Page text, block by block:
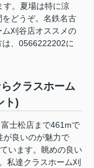
す。夏場は特に涼
どうぞ。名鉄名古
刈谷店オススメの
、0566222202に
ラスホーム
ト)
士松店まで461mで
が良いのが魅力で
います。眺めの良い
私達クラスホーム刈